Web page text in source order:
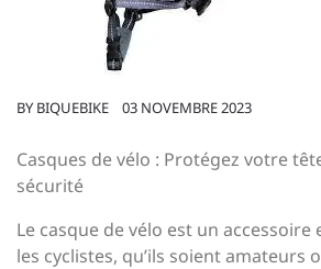
BY BIQUEBIKE 03 NOVEMBRE 2023
Casques de vélo : Protégez votre
sécurité
Le casque de vélo est un
les cyclistes, qu’ils soient amateurs